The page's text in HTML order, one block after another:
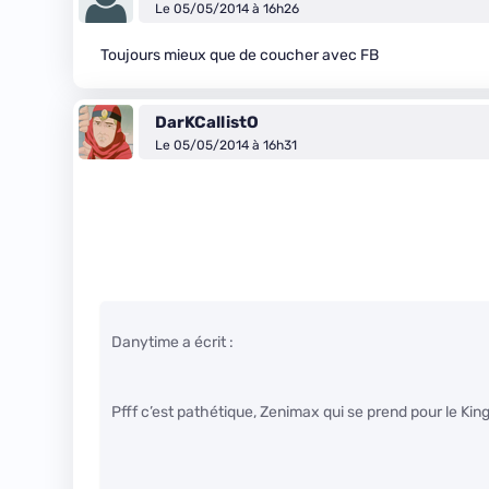
Le 05/05/2014 à 16h26
Toujours mieux que de coucher avec FB
DarKCallistO
Le 05/05/2014 à 16h31
Danytime a écrit :
Pfff c’est pathétique, Zenimax qui se prend pour le